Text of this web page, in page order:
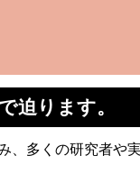
迫ります。
多くの研究者や